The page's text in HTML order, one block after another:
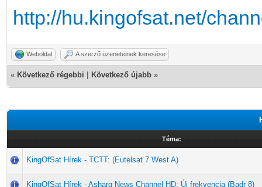
http://hu.kingofsat.net/
Weboldal A szerző üzeneteinek keresése
« Következő régebbi Következő újabb »
Téma:
KingOfSat Hírek - TCTT: (Eutelsat 7 West A)
KingOfSat Hírek - Asharq News Channel HD: Új frekvencia (Badr 8)